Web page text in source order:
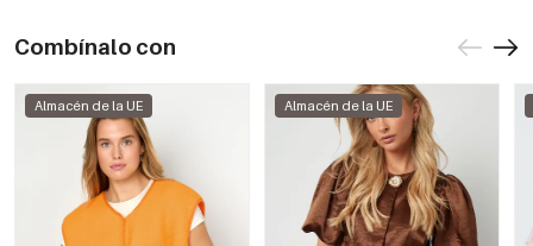
Combínalo con
Almacén de la UE Almacén de la UE